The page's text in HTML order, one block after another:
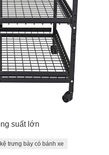
suất lớn
kệ trưng bày có bánh xe